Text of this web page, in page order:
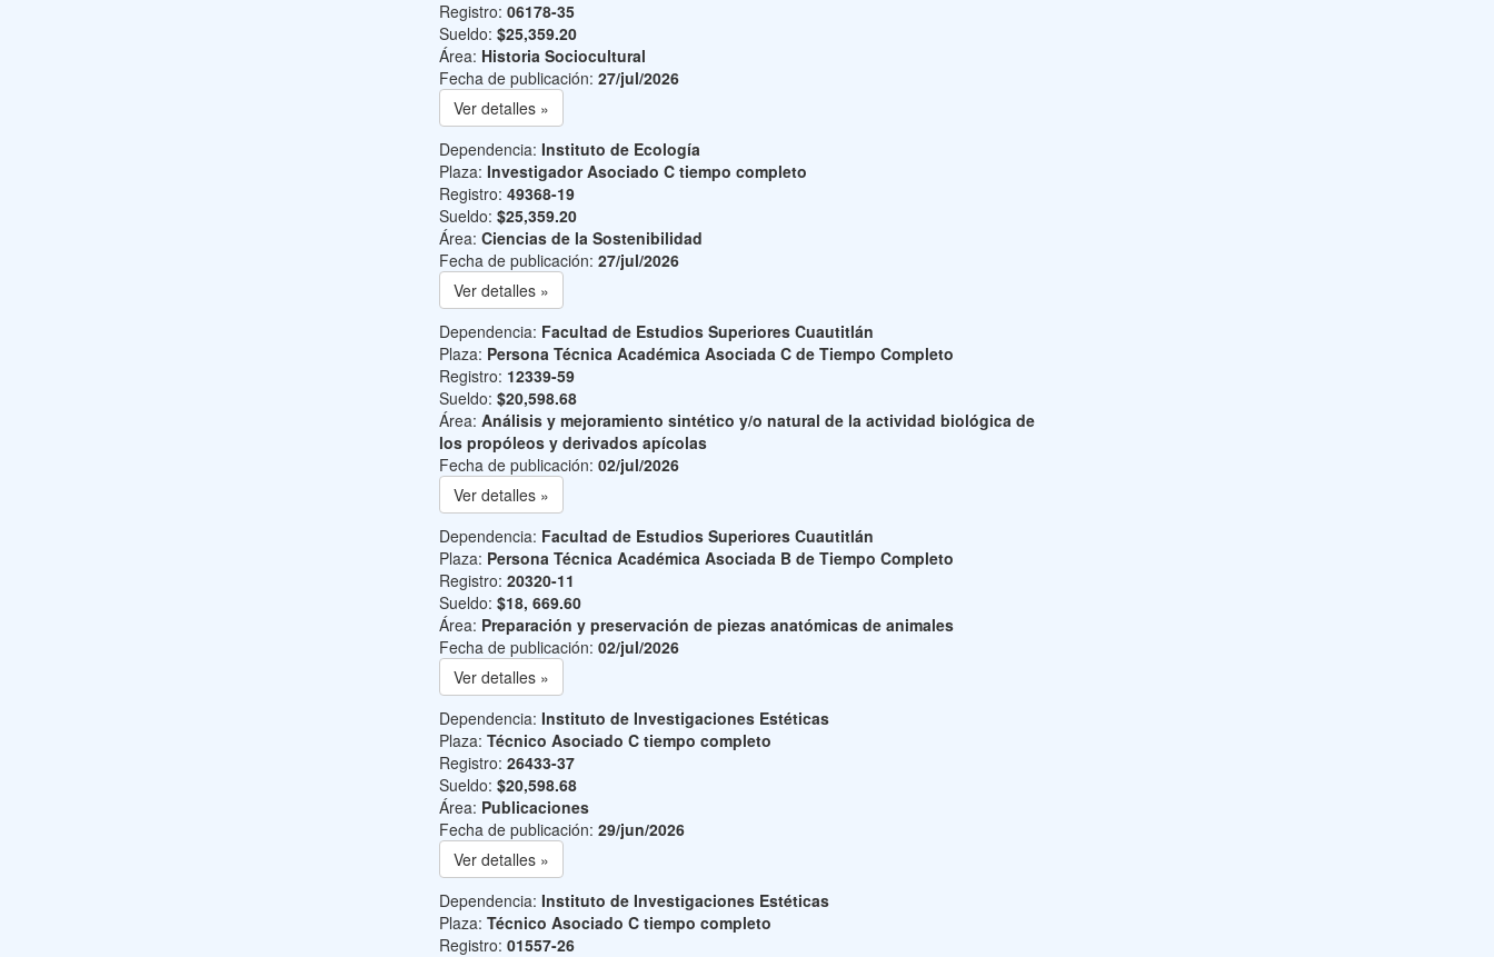
Registro: 06178-35
Sueldo: $25,359.20
Área: Historia Sociocultural
Fecha de publicación: 27/jul/2026
Ver detalles »
Dependencia: Instituto de Ecología
Plaza: Investigador Asociado C tiempo completo
Registro: 49368-19
Sueldo: $25,359.20
Área: Ciencias de la Sostenibilidad
Fecha de publicación: 27/jul/2026
Ver detalles »
Dependencia: Facultad de Estudios Superiores Cuautitlán
Plaza: Persona Técnica Académica Asociada C de Tiempo Completo
Registro: 12339-59
Sueldo: $20,598.68
Área: Análisis y mejoramiento sintético y/o natural de la actividad biológica de
los propóleos y derivados apícolas
Fecha de publicación: 02/jul/2026
Ver detalles »
Dependencia: Facultad de Estudios Superiores Cuautitlán
Plaza: Persona Técnica Académica Asociada B de Tiempo Completo
Registro: 20320-11
Sueldo: $18, 669.60
Área: Preparación y preservación de piezas anatómicas de animales
Fecha de publicación: 02/jul/2026
Ver detalles »
Dependencia: Instituto de Investigaciones Estéticas
Plaza: Técnico Asociado C tiempo completo
Registro: 26433-37
Sueldo: $20,598.68
Área: Publicaciones
Fecha de publicación: 29/jun/2026
Ver detalles »
Dependencia: Instituto de Investigaciones Estéticas
Plaza: Técnico Asociado C tiempo completo
Registro: 01557-26